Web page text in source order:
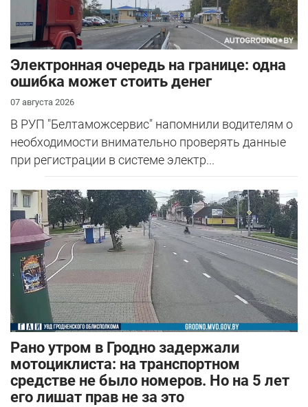
Электронная очередь на границе: одна
ошибка может стоить денег
07 августа 2026
В РУП "Белтаможсервис" напомнили водителям о
необходимости внимательно проверять данные
при регистрации в системе электр...
Рано утром в Гродно задержали
мотоциклиста: на транспортном
средстве не было номеров. Но на 5 лет
его лишат прав не за это